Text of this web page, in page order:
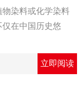
染料或化学染料
在中国历史悠
立即阅读